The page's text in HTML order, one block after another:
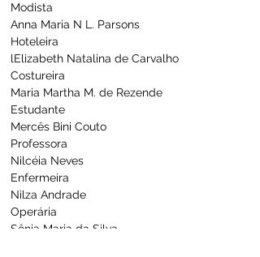
Modista
Anna Maria N L. Parsons
Hoteleira
lElizabeth Natalina de Carvalho
Costureira
Maria Martha M. de Rezende
Estudante
Mercês Bini Couto
Professora
Nilcéia Neves
Enfermeira
Nilza Andrade
Operária
Sônia Maria da Silva